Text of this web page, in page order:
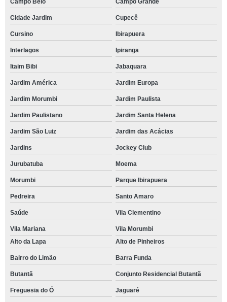
Cidade Jardim Cupecê
Cursino Ibirapuera
Interlagos Ipiranga
Itaim Bibi Jabaquara
Jardim América Jardim Europa
Jardim Morumbi Jardim Paulista
Jardim Paulistano Jardim Santa Helena
Jardim São Luiz Jardim das Acácias
Jardins Jockey Club
Jurubatuba Moema
Morumbi Parque Ibirapuera
Pedreira Santo Amaro
Saúde Vila Clementino
Vila Mariana
Vila Morumbi
Alto da Lapa
Alto de Pinheiros
Bairro do Limão Barra Funda
Butantã Conjunto Residencial Butantã
Freguesia do Ó Jaguaré